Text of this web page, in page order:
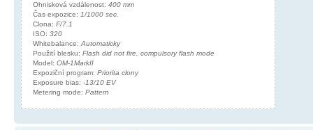
Ohnisková vzdálenost: 400 mm
Čas expozice: 1/1000 sec.
Clona: F/7.1
ISO: 320
Whitebalance:Automaticky
Použití blesku: Flash did not fire, compulsory flash mode
Model: OM-1MarkII
Expoziční program: Priorita clony
Exposure bias: -13/10 EV
Metering mode: Pattern